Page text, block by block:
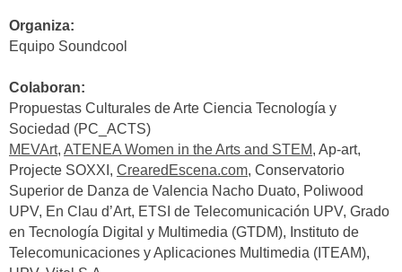
Organiza:
Equipo Soundcool
Colaboran:
Propuestas Culturales de Arte Ciencia Tecnología y
Sociedad (PC_ACTS)
MEVArt, ATENEA Women in the Arts and STEM, Ap-art,
Projecte SOXXI, CrearedEscena.com, Conservatorio
Superior de Danza de Valencia Nacho Duato, Poliwood
UPV, En Clau d’Art, ETSI de Telecomunicación UPV, Grado
en Tecnología Digital y Multimedia (GTDM), Instituto de
Telecomunicaciones y Aplicaciones Multimedia (ITEAM),